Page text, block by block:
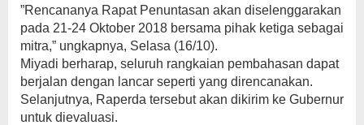
”Rencananya Rapat Penuntasan akan diselenggarakan
pada 21-24 Oktober 2018 bersama pihak ketiga sebagai
mitra,” ungkapnya, Selasa (16/10).
Miyadi berharap, seluruh rangkaian pembahasan dapat
berjalan dengan lancar seperti yang direncanakan.
Selanjutnya, Raperda tersebut akan dikirim ke Gubernur
untuk dievaluasi.